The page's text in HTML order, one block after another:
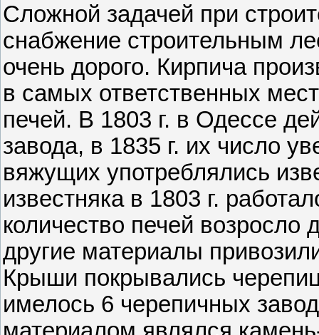
Сложной задачей при
снабжение строительным
очень дорого. Кирпича
в самых ответственных
печей. В 1803 г. в Одессе
завода, в 1835 г. их число
вяжущих употреблялись
известняка в 1803 г.
количество печей возросло
другие материалы
Крыши покрыва­лись
имелось 6 черепичных